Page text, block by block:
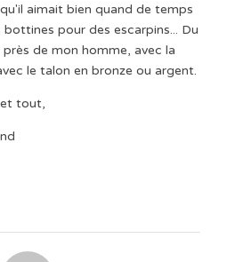
aimait bien quand de temps
pour des escarpins... Du
de mon homme, avec la
le talon en bronze ou argent.
tout,